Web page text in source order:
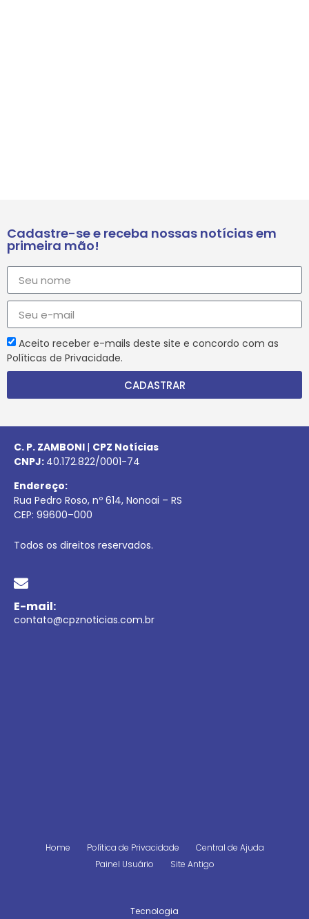
Cadastre-se e receba nossas notícias em
primeira mão!
Aceito receber e-mails deste site e concordo com as
Políticas de Privacidade.
CADASTRAR
C. P. ZAMBONI | CPZ Notícias
CNPJ: 40.172.822/0001-74
Endereço:
Rua Pedro Roso, nº 614, Nonoai – RS
CEP: 99600–000
Todos os direitos reservados.
E-mail:
contato@cpznoticias.com.br
Home Política de Privacidade
Central de Ajuda
Painel Usuário
Site Antigo
Tecnologia